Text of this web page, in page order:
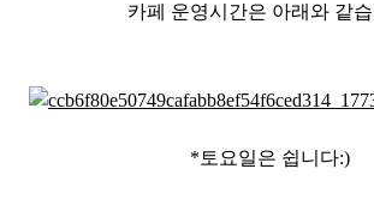
카페 운영시간은 아래와 같
*토요일은 쉽니다:)